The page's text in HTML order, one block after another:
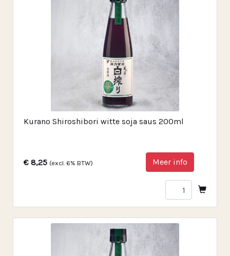
Kurano Shiroshibori witte soja saus 200ml
€ 8,25 (excl. 6% BTW) Meer info